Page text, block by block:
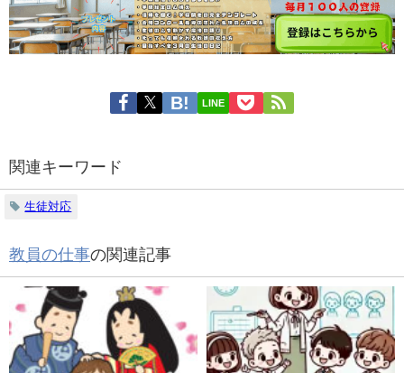
LINE
関連キーワード
生徒対応
教員の仕事の関連記事